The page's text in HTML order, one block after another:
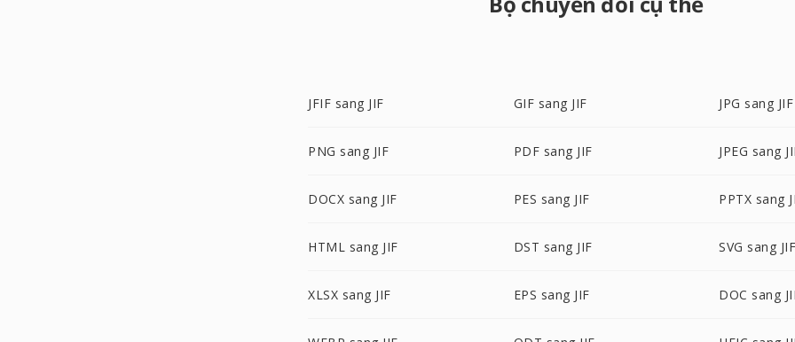
JFIF sang JIF GIF sang JIF JPG sang JIF
PNG sang JIF PDF sang JIF JPEG sang
DOCX sang JIF PES sang JIF PPTX sang
HTML sang JIF DST sang JIF SVG sang JIF
XLSX sang JIF EPS sang JIF DOC sang